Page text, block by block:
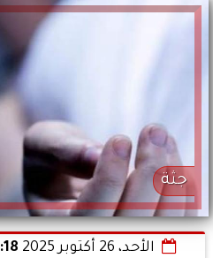
جثة
الأحد، 26 أكتوبر 2025